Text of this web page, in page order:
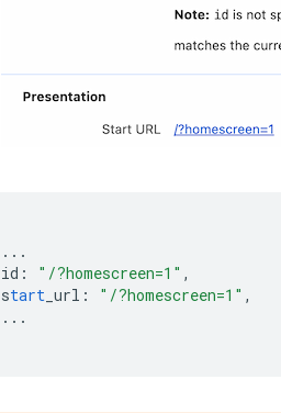
...
id : "/?homescreen=1" ,
start _url : "/?homescreen=1" ,
...